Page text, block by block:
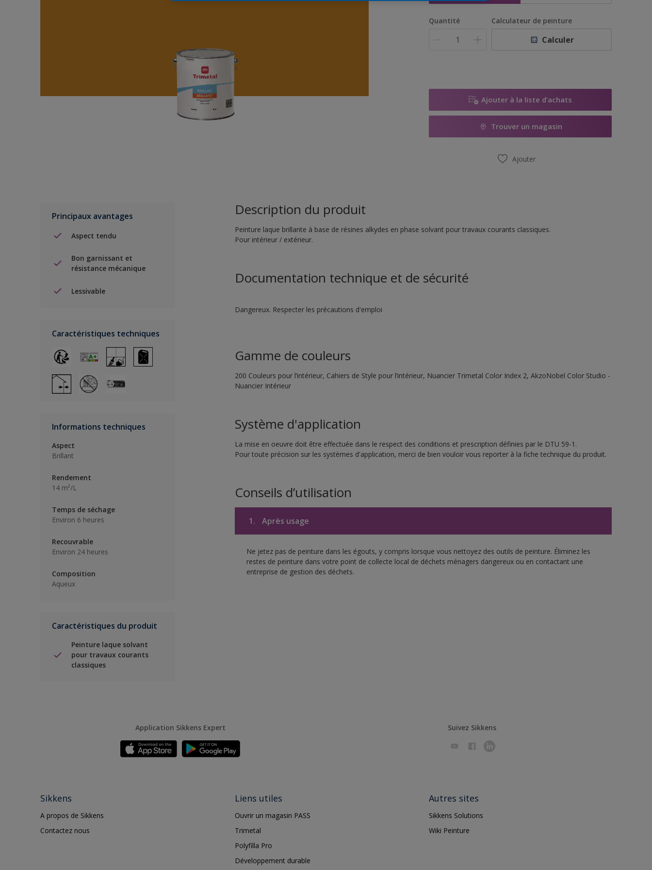
Quantité Calculateur de peinture
Calculer
Ajouter à la liste d’achats
Trouver un magasin
Ajouter
Principaux avantages
Aspect tendu
Bon garnissant et
résistance mécanique
Lessivable
Caractéristiques techniques
Informations techniques
Aspect
Brillant
Rendement
14 m²/L
Temps de séchage
Environ 6 heures
Recouvrable
Environ 24 heures
Composition
Aqueux
Caractéristiques du produit
Peinture laque solvant
pour travaux courants
classiques
Description du produit
Peinture laque brillante à base de résines alkydes en phase solvant pour travaux courants classiques.
Pour intérieur / extérieur.
Documentation technique et de sécurité
Dangereux. Respecter les précautions d'emploi
Gamme de couleurs
200 Couleurs pour l’intérieur, Cahiers de Style pour l’intérieur, Nuancier Trimetal Color Index 2, AkzoNobel Color Studio -
Nuancier Intérieur
Système d'application
La mise en oeuvre doit être effectuée dans le respect des conditions et prescription définies par le DTU 59-1.
Pour toute précision sur les systèmes d'application, merci de bien vouloir vous reporter à la fiche technique du produit.
Conseils d’utilisation
1. Après usage
Ne jetez pas de peinture dans les égouts, y compris lorsque vous nettoyez des outils de peinture. Éliminez les
restes de peinture dans votre point de collecte local de déchets ménagers dangereux ou en contactant une
entreprise de gestion des déchets.
Application Sikkens Expert Suivez Sikkens
Sikkens
A propos de Sikkens
Contactez nous
Liens utiles
Ouvrir un magasin PASS
Trimetal
Polyfilla Pro
Développement durable
Autres sites
Sikkens Solutions
Wiki Peinture